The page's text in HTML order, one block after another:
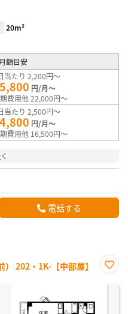
20m²
月額目安
当たり 2,200円～
円/月～
費用他 22,000円～
当たり 2,500円～
円/月～
費用他 16,500円～
電話する
202・1K-【中部屋】
に入